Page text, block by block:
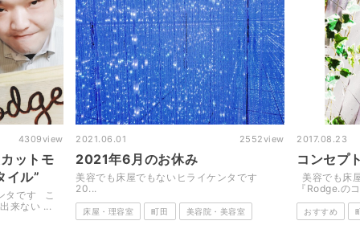
2552view
ンタです
容室
2017.08.23 3185view
コンセプト
美容でも床屋でもないヒライケンタです
『Rodge.のコンセプト』 &n...
おすすめ 町田
2018.07.04
初夏のス
美容でも床
年の梅雨明
り...
メンズ・男性